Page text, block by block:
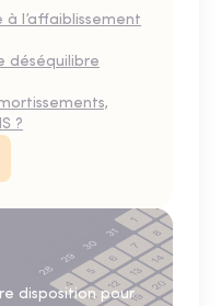
l’affaiblissement
déséquilibre
?
disposition pour